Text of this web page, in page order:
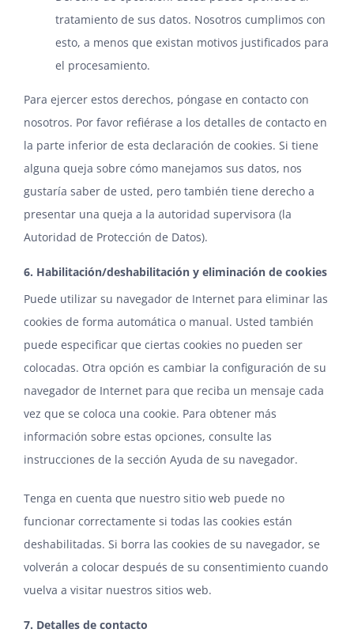
tratamiento de sus datos. Nosotros cumplimos con
esto, a menos que existan motivos justificados para
el procesamiento.
Para ejercer estos derechos, póngase en contacto con
nosotros. Por favor refiérase a los detalles de contacto en
la parte inferior de esta declaración de cookies. Si tiene
alguna queja sobre cómo manejamos sus datos, nos
gustaría saber de usted, pero también tiene derecho a
presentar una queja a la autoridad supervisora (la
Autoridad de Protección de Datos).
6. Habilitación/deshabilitación y eliminación de cookies
Puede utilizar su navegador de Internet para eliminar las
cookies de forma automática o manual. Usted también
puede especificar que ciertas cookies no pueden ser
colocadas. Otra opción es cambiar la configuración de su
navegador de Internet para que reciba un mensaje cada
vez que se coloca una cookie. Para obtener más
información sobre estas opciones, consulte las
instrucciones de la sección Ayuda de su navegador.
Tenga en cuenta que nuestro sitio web puede no
funcionar correctamente si todas las cookies están
deshabilitadas. Si borra las cookies de su navegador, se
volverán a colocar después de su consentimiento cuando
vuelva a visitar nuestros sitios web.
7. Detalles de contacto